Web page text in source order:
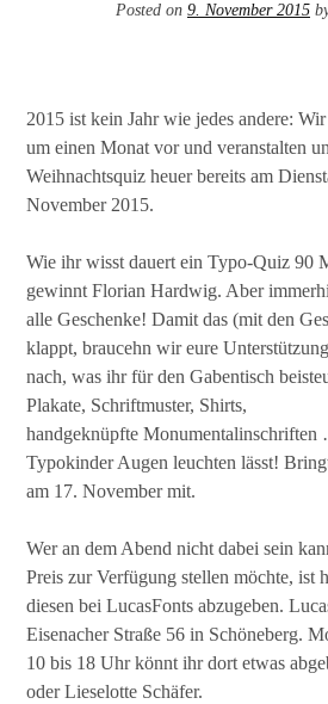
Posted on 9. November 2015
2015 ist kein Jahr wie jedes andere:
um einen Monat vor und veranstalten
Weihnachtsquiz heuer bereits am
November 2015.
Wie ihr wisst dauert ein Typo-Quiz 90
gewinnt Florian Hardwig. Aber
alle Geschenke! Damit das (mit den
klappt, braucehn wir eure
nach, was ihr für den Gabentisch
Plakate, Schriftmuster, Shirts,
handgeknüpfte Monumentalinschriften
Typokinder Augen leuchten lässt!
am 17. November mit.
Wer an dem Abend nicht dabei sein
Preis zur Verfügung stellen möchte, ist
diesen bei LucasFonts abzugeben.
Eisenacher Straße 56 in Schöneberg.
10 bis 18 Uhr könnt ihr dort etwas
oder Lieselotte Schäfer.